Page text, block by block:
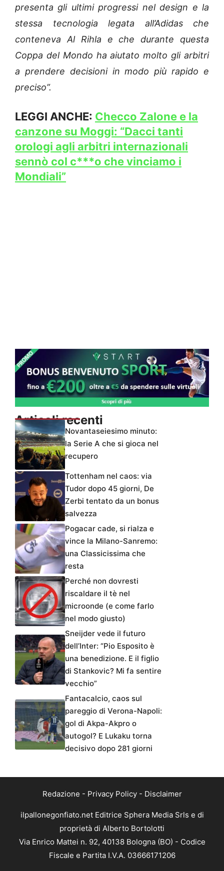
presenta gli ultimi progressi nel design e la
stessa tecnologia legata all’Adidas che
conteneva Al Rihla e che durante questa
Coppa del Mondo ha aiutato molto gli arbitri
a prendere decisioni in modo più rapido e
preciso”.
LEGGI ANCHE: Checco Zalone e la
canzone su Moggi: “Dacci tanti
orologi agli arbitri internazionali
sennò col c***o che vinciamo i
Mondiali”
Articoli recenti
Novantaseiesimo minuto:
la Serie A che si gioca nel
recupero
Tottenham nel caos: via
Tudor dopo 45 giorni, De
Zerbi tentato da un bonus
salvezza
Pogacar cade, si rialza e
vince la Milano-Sanremo:
una Classicissima che
resta
Perché non dovresti
riscaldare il tè nel
microonde (e come farlo
nel modo giusto)
Sneijder vede il futuro
dell’Inter: “Pio Esposito è
una benedizione. E il figlio
di Stankovic? Mi fa sentire
vecchio”
Fantacalcio, caos sul
pareggio di Verona-Napoli:
gol di Akpa-Akpro o
autogol? E Lukaku torna
decisivo dopo 281 giorni
Redazione - Privacy Policy- Disclaimer
ilpallonegonfiato.net Editrice Sphera Media Srls e di
proprietà di Alberto Bortolotti
Via Enrico Mattei n. 92, 40138 Bologna (BO) - Codice
Fiscale e Partita I.V.A. 03666171206